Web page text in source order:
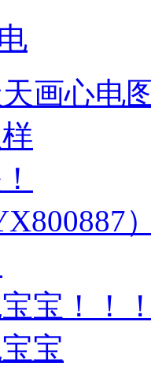
画心电
宝！！
宝